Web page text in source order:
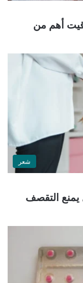
أهم من
شعر
يمنع التقصف